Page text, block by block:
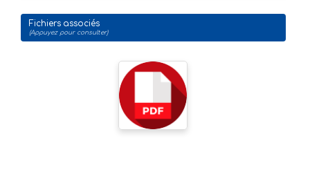
Fichiers associés
(Appuyez pour consulter)